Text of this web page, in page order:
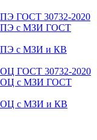
ПЭ ГОСТ 30732-2020
ПЭ с МЗИ ГОСТ
ПЭ с МЗИ и КВ
ОЦ ГОСТ 30732-2020
ОЦ с МЗИ ГОСТ
ОЦ с МЗИ и КВ